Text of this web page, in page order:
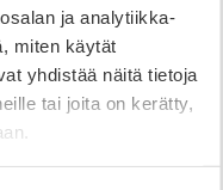
ja analytiikka-
miten käytät
yhdistää näitä tietoja
tai joita on kerätty,